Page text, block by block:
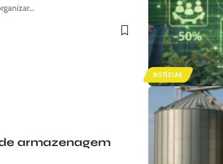
NOTÍCIAS
armazenagem